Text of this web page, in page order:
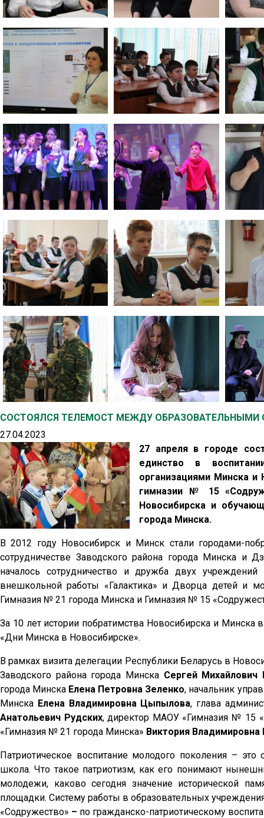
СОСТОЯЛСЯ ТЕЛЕМОСТ МЕЖДУ ОБРАЗОВАТЕЛЬНЫМИ
27.04.2023
27 апреля в городе
единство в
организациями Минска и
гимназии № 15
Новосибирска и
города Минска.
В 2012 году Новосибирск и Минск стали городами-
сотрудничестве Заводского района города Минска и
началось сотрудничество и дружба двух
внешкольной работы «Галактика» и Дворца детей и
Гимназия № 21 города Минска и Гимназия № 15
За 10 лет истории побратимства Новосибирска и
«Дни Минска в Новосибирске».
В рамках визита делегации Республики Беларусь в
Заводского района города Минска Сергей Михайлович
города Минска Елена Петровна Зеленко, начальник
Минска Елена Владимировна Цыпылова, глава
Анатольевич Рудских, директор МАОУ «Гимназия № 15
«Гимназия № 21 города Минска» Виктория
Патриотическое воспитание молодого поколения –
школа. Что такое патриотизм, как его понимают
молодежи, каково сегодня значение исторической
площадки. Систему работы в образовательных
«Содружество» – по гражданско-патриотическому